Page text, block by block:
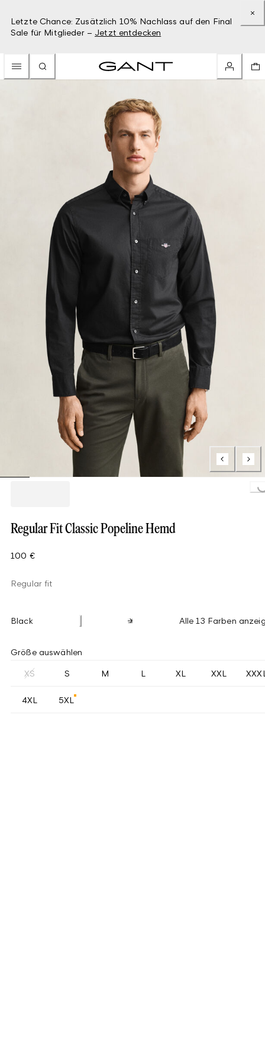
Letzte Chance: Zusätzlich 10% Nachlass auf den Final
Sale für Mitglieder – Jetzt entdecken
Loading...
Regular Fit Classic Popeline Hemd
100 €
Regular fit
Black Alle 13 Farben
Größe auswählen
XS S M L XL XXL
4XL 5XL